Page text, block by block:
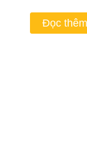
Đọc thêm